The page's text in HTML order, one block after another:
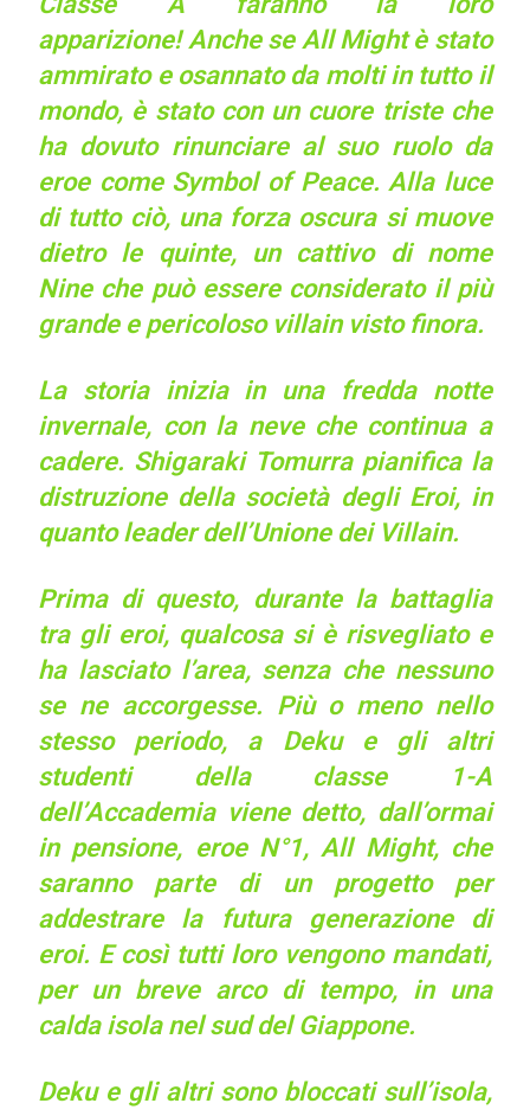
apparizione! Anche se All Might è stato
ammirato e osannato da molti in tutto il
mondo, è stato con un cuore triste che
ha dovuto rinunciare al suo ruolo da
eroe come Symbol of Peace. Alla luce
di tutto ciò, una forza oscura si muove
dietro le quinte, un cattivo di nome
Nine che può essere considerato il più
grande e pericoloso villain visto finora.
La storia inizia in una fredda notte
invernale, con la neve che continua a
cadere. Shigaraki Tomurra pianifica la
distruzione della società degli Eroi, in
quanto leader dell’Unione dei Villain.
Prima di questo, durante la battaglia
tra gli eroi, qualcosa si è risvegliato e
ha lasciato l’area, senza che nessuno
se ne accorgesse. Più o meno nello
stesso periodo, a Deku e gli altri
studenti della classe 1-A
dell’Accademia viene detto, dall’ormai
in pensione, eroe N°1, All Might, che
saranno parte di un progetto per
addestrare la futura generazione di
eroi. E così tutti loro vengono mandati,
per un breve arco di tempo, in una
calda isola nel sud del Giappone.
Deku e gli altri sono bloccati sull’isola,